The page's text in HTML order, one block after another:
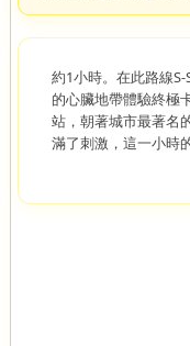
約1小時。在此路線
的心臟地帶體驗終極
站，朝著城市最著
滿了刺激，這一小時